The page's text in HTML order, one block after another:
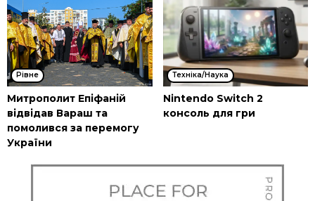
Рівне
Митрополит Епіфаній
відвідав Вараш та
помолився за перемогу
України
Техніка/Наука
Nintendo Switch 2
консоль для гри